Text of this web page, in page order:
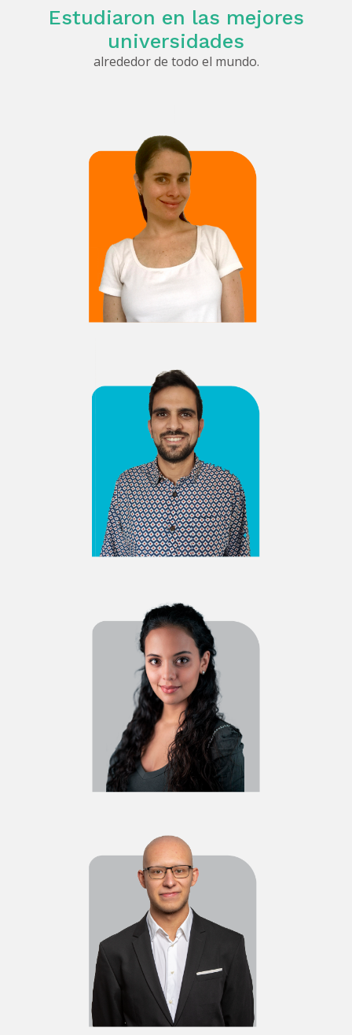
Estudiaron en las mejores
universidades
alrededor de todo el mundo.